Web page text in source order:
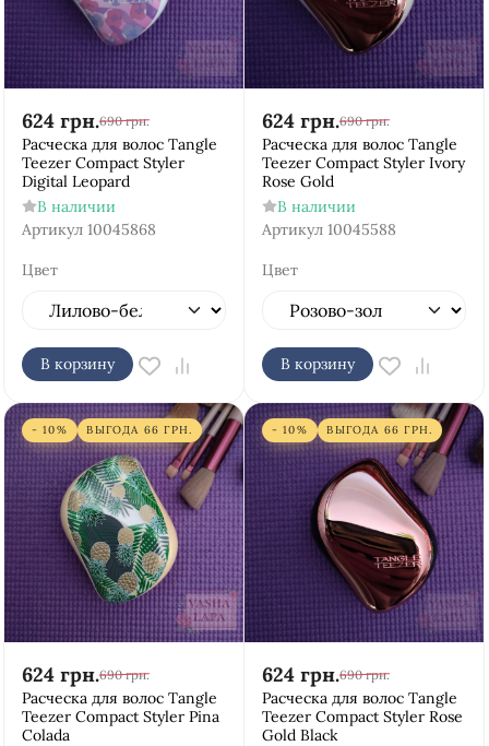
624 грн.690 грн.
Расческа для волос Tangle
Teezer Compact Styler
Digital Leopard
В наличии
Артикул 10045868
Цвет
В корзину
624 грн.690 грн.
Расческа для волос Tangle
Teezer Compact Styler Ivory
Rose Gold
В наличии
Артикул 10045588
Цвет
В корзину
- 10% ВЫГОДА 66 ГРН.
624 грн.690 грн.
Расческа для волос Tangle
Teezer Compact Styler Pina
Colada
- 10% ВЫГОДА 66 ГРН.
624 грн.690 грн.
Расческа для волос Tangle
Teezer Compact Styler Rose
Gold Black